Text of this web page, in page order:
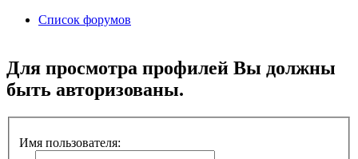
Список форумов
Для просмотра профилей Вы должны
быть авторизованы.
Имя пользователя: